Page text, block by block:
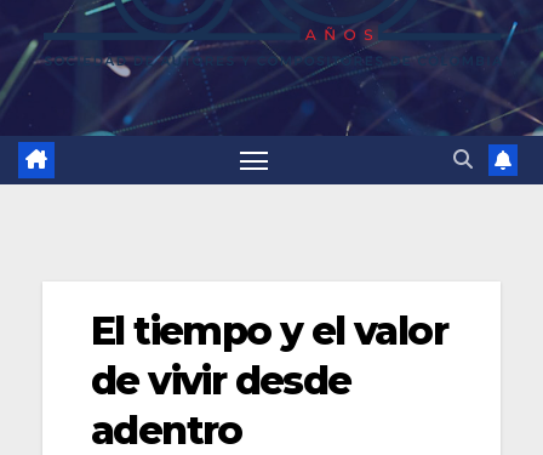
El tiempo y el valor
de vivir desde
adentro